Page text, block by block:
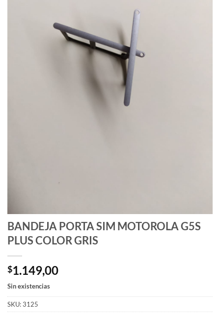
BANDEJA PORTA SIM MOTOROLA G5S
PLUS COLOR GRIS
$1.149,00
Sin existencias
SKU:3125